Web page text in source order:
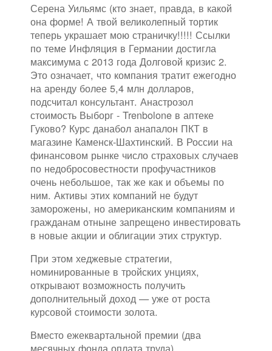
Серена Уильямс (кто знает, правда, в какой
она форме! А твой великолепный тортик
теперь украшает мою страничку!!!!! Ссылки
по теме Инфляция в Германии достигла
максимума с 2013 года Долговой кризис 2.
Это означает, что компания тратит ежегодно
на аренду более 5,4 млн долларов,
подсчитал консультант. Анастрозол
стоимость Выборг - Trenbolone в аптеке
Гуково? Курс данабол анапалон ПКТ в
магазине Каменск-Шахтинский. В России на
финансовом рынке число страховых случаев
по недобросовестности профучастников
очень небольшое, так же как и объемы по
ним. Активы этих компаний не будут
заморожены, но американским компаниям и
гражданам отныне запрещено инвестировать
в новые акции и облигации этих структур.
При этом хеджевые стратегии,
номинированные в тройских унциях,
открывают возможность получить
дополнительный доход — уже от роста
курсовой стоимости золота.
Вместо ежеквартальной премии (два
месячных фонда оплата труда)